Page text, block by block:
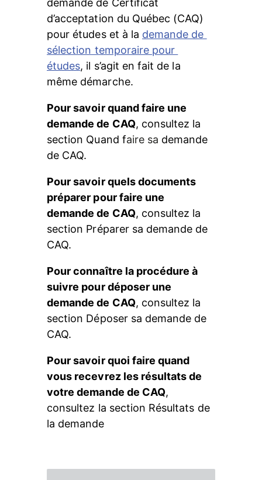
demande de Certificat
d’acceptation du Québec (CAQ)
pour études et à la demande de
sélection temporaire pour
études, il s’agit en fait de la
même démarche.
Pour savoir quand faire une
demande de CAQ, consultez la
section Quand faire sa demande
de CAQ.
Pour savoir quels documents
préparer pour faire une
demande de CAQ, consultez la
section Préparer sa demande de
CAQ.
Pour connaître la procédure à
suivre pour déposer une
demande de CAQ, consultez la
section Déposer sa demande de
CAQ.
Pour savoir quoi faire quand
vous recevrez les résultats de
votre demande de CAQ,
consultez la section Résultats de
la demande